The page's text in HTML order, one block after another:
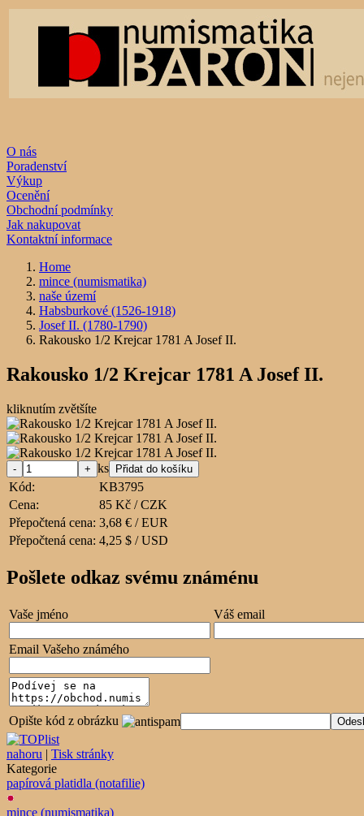
O nás
Poradenství
Výkup
Ocenění
Obchodní podmínky
Jak nakupovat
Kontaktní informace
Home
mince (numismatika)
naše území
Habsburkové (1526-1918)
Josef II. (1780-1790)
Rakousko 1/2 Krejcar 1781 A Josef II.
Rakousko 1/2 Krejcar 1781 A Josef II.
kliknutím zvětšíte
ks
Kód:
KB3795
Cena:
85 Kč / CZK
Přepočtená cena: 3,68 € / EUR
Přepočtená cena: 4,25 $ / USD
Pošlete odkaz svému známénu
Vaše jméno Váš email
Email Vašeho známého
Opište kód z obrázku
nahoru | Tisk stránky
Kategorie
papírová platidla (notafilie)
mince (numismatika)